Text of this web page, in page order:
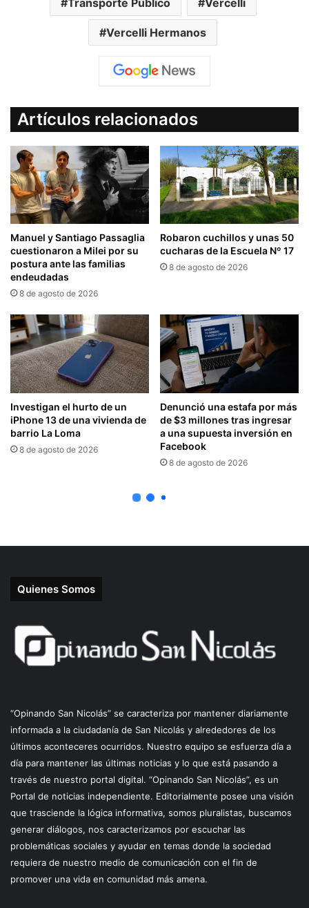
Quienes Somos
“Opinando San Nicolás” se caracteriza por mantener diariamente
informada a la ciudadanía de San Nicolás y alrededores de los
últimos aconteceres ocurridos. Nuestro equipo se esfuerza día a
día para mantener las últimas noticias y lo que está pasando a
través de nuestro portal digital. “Opinando San Nicolás”, es un
Portal de noticias independiente. Editorialmente posee una visión
que trasciende la lógica informativa, somos pluralistas, buscamos
generar diálogos, nos caracterizamos por escuchar las
problemáticas sociales y ayudar en temas donde la sociedad
requiera de nuestro medio de comunicación con el fin de
promover una vida en comunidad más amena.